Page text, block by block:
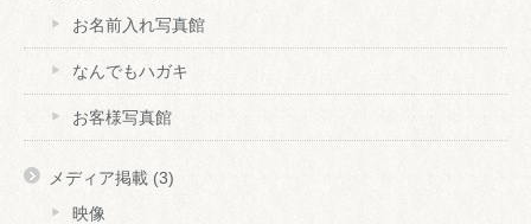
お名前入れ写真館
なんでもハガキ
お客様写真館
メディア掲載 (3)
映像